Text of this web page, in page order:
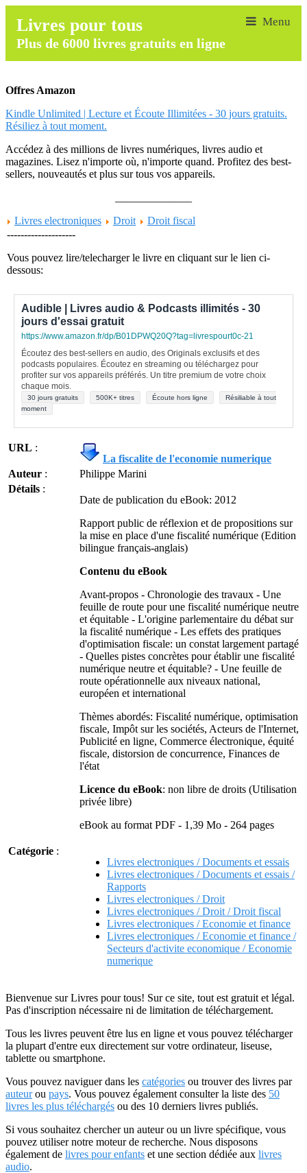
Livres pour tous
Plus de 6000 livres gratuits en ligne
Offres Amazon
Kindle Unlimited | Lecture et Écoute Illimitées - 30 jours gratuits.
Résiliez à tout moment.
Accédez à des millions de livres numériques, livres audio et
magazines. Lisez n'importe où, n'importe quand. Profitez des best-
sellers, nouveautés et plus sur tous vos appareils.
Livres electroniques
Droit
Droit fiscal
--------------------
Vous pouvez lire/telecharger le livre en cliquant sur le lien ci-
dessous:
Audible | Livres audio & Podcasts illimités - 30
jours d'essai gratuit
https://www.amazon.fr/dp/B01DPWQ20Q?tag=livrespourt0c-21
Écoutez des best-sellers en audio, des Originals exclusifs et des
podcasts populaires. Écoutez en streaming ou téléchargez pour
profiter sur vos appareils préférés. Un titre premium de votre choix
chaque mois.
30 jours gratuits 500K+ titres Écoute hors ligne
Résiliable à tout
moment
URL :
La fiscalite de l'economie numerique
Auteur :
Philippe Marini
Détails :
Date de publication du eBook: 2012
Rapport public de réflexion et de propositions sur
la mise en place d'une fiscalité numérique (Edition
bilingue français-anglais)
Contenu du eBook
Avant-propos - Chronologie des travaux - Une
feuille de route pour une fiscalité numérique neutre
et équitable - L'origine parlementaire du débat sur
la fiscalité numérique - Les effets des pratiques
d'optimisation fiscale: un constat largement partagé
- Quelles pistes concrètes pour établir une fiscalité
numérique neutre et équitable? - Une feuille de
route opérationnelle aux niveaux national,
européen et international
Thèmes abordés: Fiscalité numérique, optimisation
fiscale, Impôt sur les sociétés, Acteurs de l'Internet,
Publicité en ligne, Commerce électronique, équité
fiscale, distorsion de concurrence, Finances de
l'état
Licence du eBook: non libre de droits (Utilisation
privée libre)
eBook au format PDF - 1,39 Mo - 264 pages
Catégorie :
Livres electroniques / Documents et essais
Livres electroniques / Documents et essais /
Rapports
Livres electroniques / Droit
Livres electroniques / Droit / Droit fiscal
Livres electroniques / Economie et finance
Livres electroniques / Economie et finance /
Secteurs d'activite economique / Economie
numerique
Bienvenue sur Livres pour tous! Sur ce site, tout est gratuit et légal.
Pas d'inscription nécessaire ni de limitation de téléchargement.
Tous les livres peuvent être lus en ligne et vous pouvez télécharger
la plupart d'entre eux directement sur votre ordinateur, liseuse,
tablette ou smartphone.
Vous pouvez naviguer dans les catégories ou trouver des livres par
auteurou pays. Vous pouvez également consulter la liste des 50
livres les plus téléchargés ou des 10 derniers livres publiés.
Si vous souhaitez chercher un auteur ou un livre spécifique, vous
pouvez utiliser notre moteur de recherche. Nous disposons
également de livres pour enfants et une section dédiée aux livres
audio.